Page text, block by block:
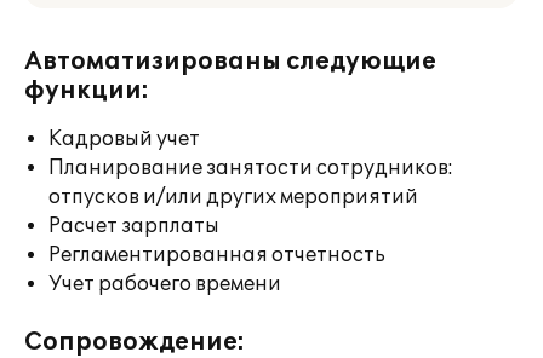
Автоматизированы следующие
функции:
Кадровый учет
Планирование занятости сотрудников:
отпусков и/или других мероприятий
Расчет зарплаты
Регламентированная отчетность
Учет рабочего времени
Сопровождение: